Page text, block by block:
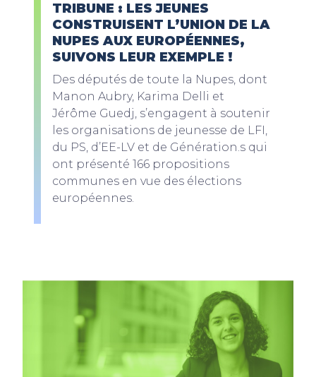
TRIBUNE : LES JEUNES
CONSTRUISENT L’UNION DE LA
NUPES AUX EUROPÉENNES,
SUIVONS LEUR EXEMPLE !
Des députés de toute la Nupes, dont
Manon Aubry, Karima Delli et
Jérôme Guedj, s’engagent à soutenir
les organisations de jeunesse de LFI,
du PS, d’EE-LV et de Génération.s qui
ont présenté 166 propositions
communes en vue des élections
européennes.